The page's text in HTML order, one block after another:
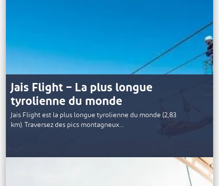
Jais Flight – La plus longue
tyrolienne du monde
Jais Flight est la plus longue tyrolienne du monde (2,83
km). Traversez des pics montagneux…